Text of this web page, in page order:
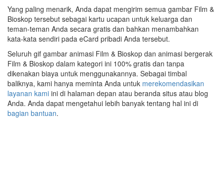
Yang paling menarik, Anda dapat mengirim semua gambar Film &
Bioskop tersebut sebagai kartu ucapan untuk keluarga dan
teman-teman Anda secara gratis dan bahkan menambahkan
kata-kata sendiri pada eCard pribadi Anda tersebut.
Seluruh gif gambar animasi Film & Bioskop dan animasi bergerak
Film & Bioskop dalam kategori ini 100% gratis dan tanpa
dikenakan biaya untuk menggunakannya. Sebagai timbal
baliknya, kami hanya meminta Anda untuk merekomendasikan
layanan kami ini di halaman depan atau beranda situs atau blog
Anda. Anda dapat mengetahui lebih banyak tentang hal ini di
bagian bantuan.